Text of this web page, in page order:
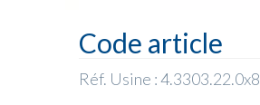
Code article
Réf. Usine : 4.3303.22.0x8